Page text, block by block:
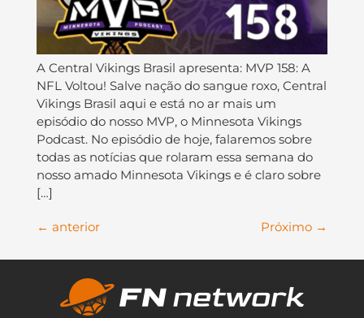
A Central Vikings Brasil apresenta: MVP 158: A
NFL Voltou! Salve nação do sangue roxo, Central
Vikings Brasil aqui e está no ar mais um
episódio do nosso MVP, o Minnesota Vikings
Podcast. No episódio de hoje, falaremos sobre
todas as notícias que rolaram essa semana do
nosso amado Minnesota Vikings e é claro sobre
[…]
← anterior Próximo →